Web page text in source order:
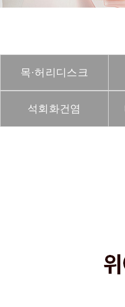
목·허리디스크
석회화건염